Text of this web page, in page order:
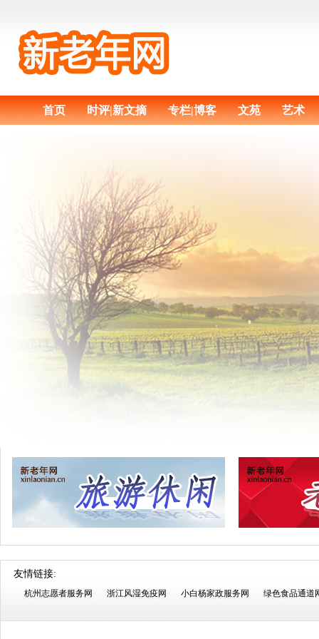
首页 时评|新文摘 专栏|博客 文苑 艺术
友情链接:
杭州志愿者服务网 浙江风湿免疫网 小白杨家政服务网 绿色食品通道